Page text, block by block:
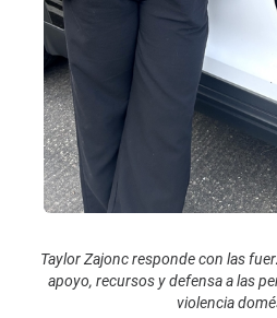
Taylor Zajonc responde con las
apoyo, recursos y defensa a las
violencia